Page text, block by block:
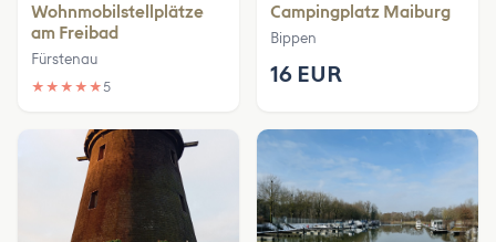
Wohnmobilstellplätze
am Freibad
Fürstenau
★ ★ ★ ★ ★5
Campingplatz Maiburg
Bippen
16 EUR